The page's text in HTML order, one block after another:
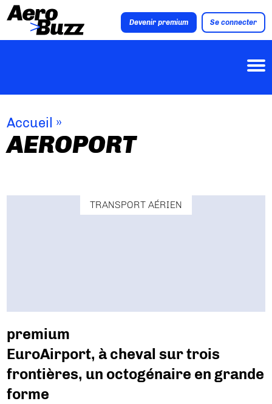
Devenir premium Se connecter
Accueil »
AEROPORT
TRANSPORT AÉRIEN
premium
EuroAirport, à cheval sur trois
frontières, un octogénaire en grande
forme